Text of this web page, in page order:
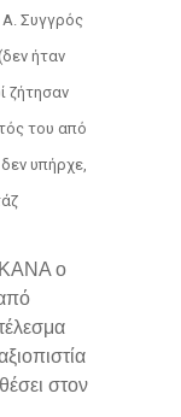
Συγγρός
ήταν
ζήτησαν
του από
υπήρχε,
ο
στον